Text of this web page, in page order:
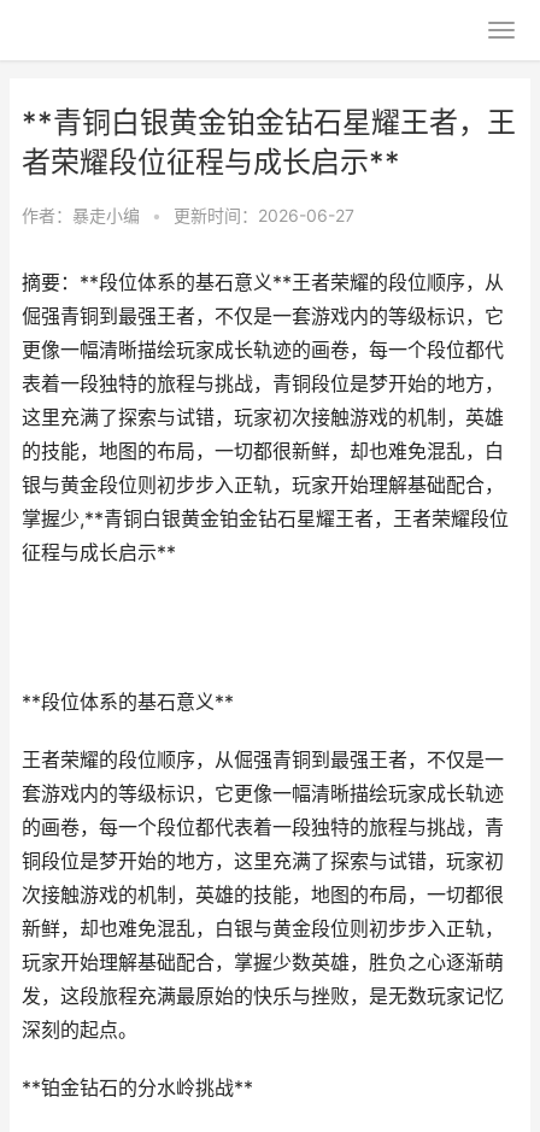
**青铜白银黄金铂金钻石星耀王者，王
者荣耀段位征程与成长启示**
作者： 暴走小编 • 更新时间：2026-06-27
摘要：**段位体系的基石意义**王者荣耀的段位顺序，从
倔强青铜到最强王者，不仅是一套游戏内的等级标识，它
更像一幅清晰描绘玩家成长轨迹的画卷，每一个段位都代
表着一段独特的旅程与挑战，青铜段位是梦开始的地方，
这里充满了探索与试错，玩家初次接触游戏的机制，英雄
的技能，地图的布局，一切都很新鲜，却也难免混乱，白
银与黄金段位则初步步入正轨，玩家开始理解基础配合，
掌握少,**青铜白银黄金铂金钻石星耀王者，王者荣耀段位
征程与成长启示**
**段位体系的基石意义**
王者荣耀的段位顺序，从倔强青铜到最强王者，不仅是一
套游戏内的等级标识，它更像一幅清晰描绘玩家成长轨迹
的画卷，每一个段位都代表着一段独特的旅程与挑战，青
铜段位是梦开始的地方，这里充满了探索与试错，玩家初
次接触游戏的机制，英雄的技能，地图的布局，一切都很
新鲜，却也难免混乱，白银与黄金段位则初步步入正轨，
玩家开始理解基础配合，掌握少数英雄，胜负之心逐渐萌
发，这段旅程充满最原始的快乐与挫败，是无数玩家记忆
深刻的起点。
**铂金钻石的分水岭挑战**